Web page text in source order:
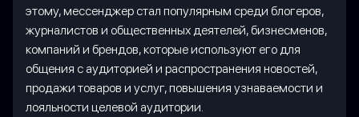
этому, мессенджер стал популярным среди блогеров,
журналистов и общественных деятелей, бизнесменов,
компаний и брендов, которые используют его для
общения с аудиторией и распространения новостей,
продажи товаров и услуг, повышения узнаваемости и
лояльности целевой аудитории.